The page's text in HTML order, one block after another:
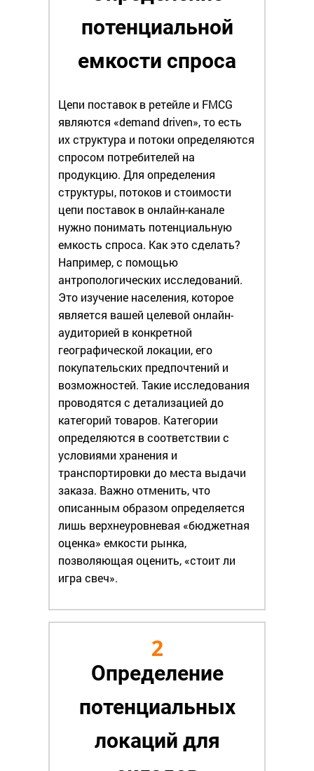
потенциальной
емкости спроса
Цепи поставок в ретейле и FMCG
являются «demand driven», то есть
их структура и потоки определяются
спросом потребителей на
продукцию. Для определения
структуры, потоков и стоимости
цепи поставок в онлайн-канале
нужно понимать потенциальную
емкость спроса. Как это сделать?
Например, с помощью
антропологических исследований.
Это изучение населения, которое
является вашей целевой онлайн-
аудиторией в конкретной
географической локации, его
покупательских предпочтений и
возможностей. Такие исследования
проводятся с детализацией до
категорий товаров. Категории
определяются в соответствии с
условиями хранения и
транспортировки до места выдачи
заказа. Важно отменить, что
описанным образом определяется
лишь верхнеуровневая «бюджетная
оценка» емкости рынка,
позволяющая оценить, «стоит ли
игра свеч».
2
Определение
потенциальных
локаций для